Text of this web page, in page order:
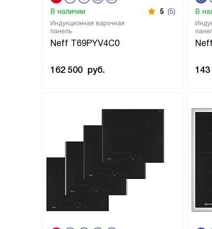
Индукционная варочная
панель
Neff T69PYV4C0
В наличии 5 (5)
162 500 руб.
В